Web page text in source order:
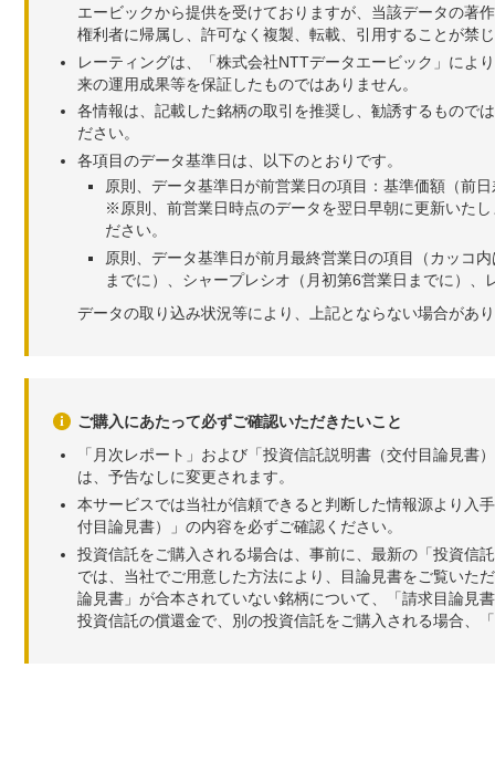
エービックから提供を受けておりますが、当該データの著
権利者に帰属し、許可なく複製、転載、引用することが禁
レーティングは、「株式会社NTTデータエービック」によ
来の運用成果等を保証したものではありません。
各情報は、記載した銘柄の取引を推奨し、勧誘するもので
ださい。
各項目のデータ基準日は、以下のとおりです。
原則、データ基準日が前営業日の項目：基準価額（前
※原則、前営業日時点のデータを翌日早朝に更新いた
ださい。
原則、データ基準日が前月最終営業日の項目（カッコ
までに）、シャープレシオ（月初第6営業日までに）
データの取り込み状況等により、上記とならない場合があ
ご購入にあたって必ずご確認いただきたいこと
「月次レポート」および「投資信託説明書（交付目論見
は、予告なしに変更されます。
本サービスでは当社が信頼できると判断した情報源より入
付目論見書）」の内容を必ずご確認ください。
投資信託をご購入される場合は、事前に、最新の「投資信
では、当社でご用意した方法により、目論見書をご覧いた
論見書」が合本されていない銘柄について、「請求目論見
投資信託の償還金で、別の投資信託をご購入される場合、